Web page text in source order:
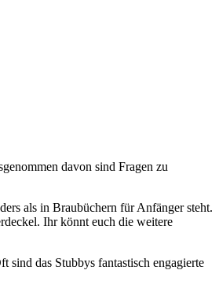
davon sind Fragen zu
als in Braubüchern für Anfänger steht.
Ihr könnt euch die weitere
das Stubbys fantastisch engagierte